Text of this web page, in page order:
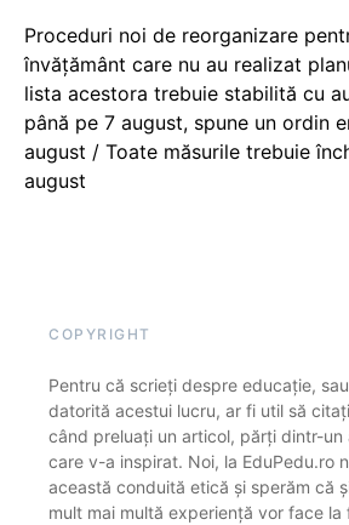
Proceduri noi de reorganizare
învățământ care nu au realizat
lista acestora trebuie stabilită cu
până pe 7 august, spune un ordin
august / Toate măsurile trebuie
august
COPYRIGHT
Pentru că scrieți despre educație,
datorită acestui lucru, ar fi util să
când preluați un articol, părți dintr-un
care v-a inspirat. Noi, la EduPedu.ro
această conduită etică și sperăm că
mult mai multă experiență vor face la